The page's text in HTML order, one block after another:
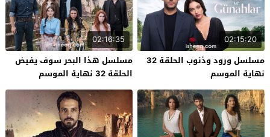
02:15:20
مسلسل ورود وذنوب الحلقة 32
نهاية الموسم
02:16:35
مسلسل هذا البحر سوف يفيض
الحلقة 32 نهاية الموسم